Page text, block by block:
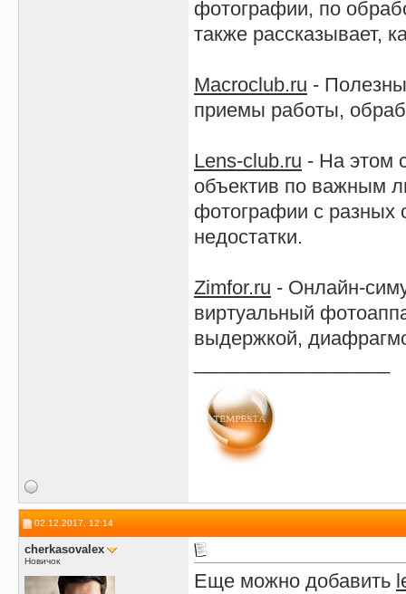
фотографии, по
также рассказывает,
Macroclub.ru -
приемы работы,
Lens-club.ru - На этом
объектив по важным
фотографии с разных
недостатки.
Zimfor.ru - Онлайн-
виртуальный
выдержкой,
02.12.2017, 12:14
сherkasovalex
Новичок
Еще можно добавить